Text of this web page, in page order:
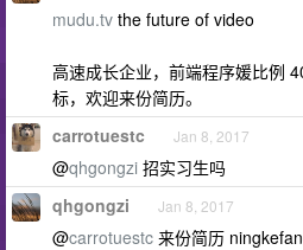
mudu.tv the future of video
高速成长企业，前端程序媛比例
标，欢迎来份简历。
carrotuestc Jan 8, 2017
@qhgongzi 招实习生吗
qhgongzi Jan 8, 2017
@carrotuestc 来份简历